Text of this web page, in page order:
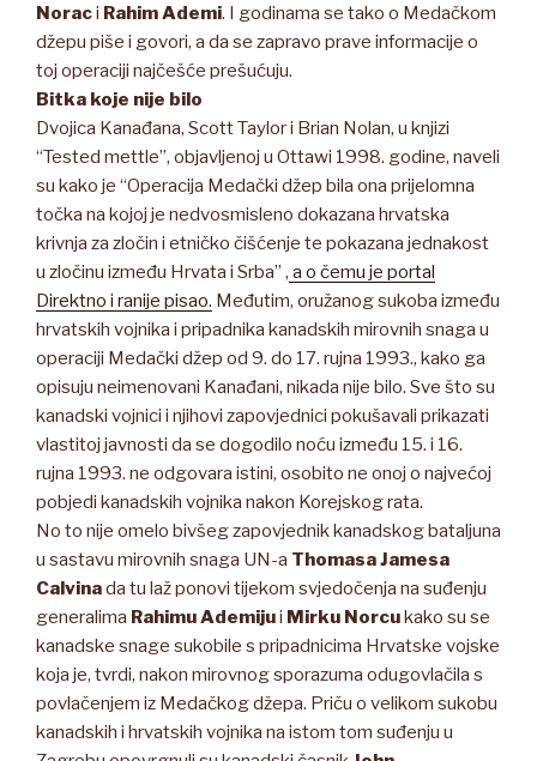
Noraci Rahim Ademi. I godinama se tako o Medačkom
džepu piše i govori, a da se zapravo prave informacije o
toj operaciji najčešće prešućuju.
Bitka koje nije bilo
Dvojica Kanađana, Scott Taylor i Brian Nolan, u knjizi
“Tested mettle”, objavljenoj u Ottawi 1998. godine, naveli
su kako je “Operacija Medački džep bila ona prijelomna
točka na kojoj je nedvosmisleno dokazana hrvatska
krivnja za zločin i etničko čišćenje te pokazana jednakost
u zločinu između Hrvata i Srba” , a o čemu je portal
Direktno i ranije pisao. Međutim, oružanog sukoba između
hrvatskih vojnika i pripadnika kanadskih mirovnih snaga u
operaciji Medački džep od 9. do 17. rujna 1993., kako ga
opisuju neimenovani Kanađani, nikada nije bilo. Sve što su
kanadski vojnici i njihovi zapovjednici pokušavali prikazati
vlastitoj javnosti da se dogodilo noću između 15. i 16.
rujna 1993. ne odgovara istini, osobito ne onoj o najvećoj
pobjedi kanadskih vojnika nakon Korejskog rata.
No to nije omelo bivšeg zapovjednik kanadskog bataljuna
u sastavu mirovnih snaga UN-a Thomasa Jamesa
Calvinada tu laž ponovi tijekom svjedočenja na suđenju
generalima Rahimu Ademijui Mirku Norcukako su se
kanadske snage sukobile s pripadnicima Hrvatske vojske
koja je, tvrdi, nakon mirovnog sporazuma odugovlačila s
povlačenjem iz Medačkog džepa. Priču o velikom sukobu
kanadskih i hrvatskih vojnika na istom tom suđenju u